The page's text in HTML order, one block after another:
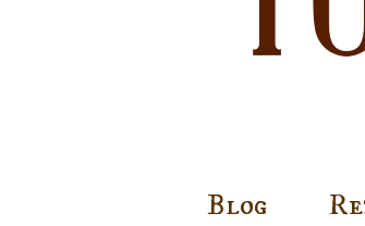
Blog